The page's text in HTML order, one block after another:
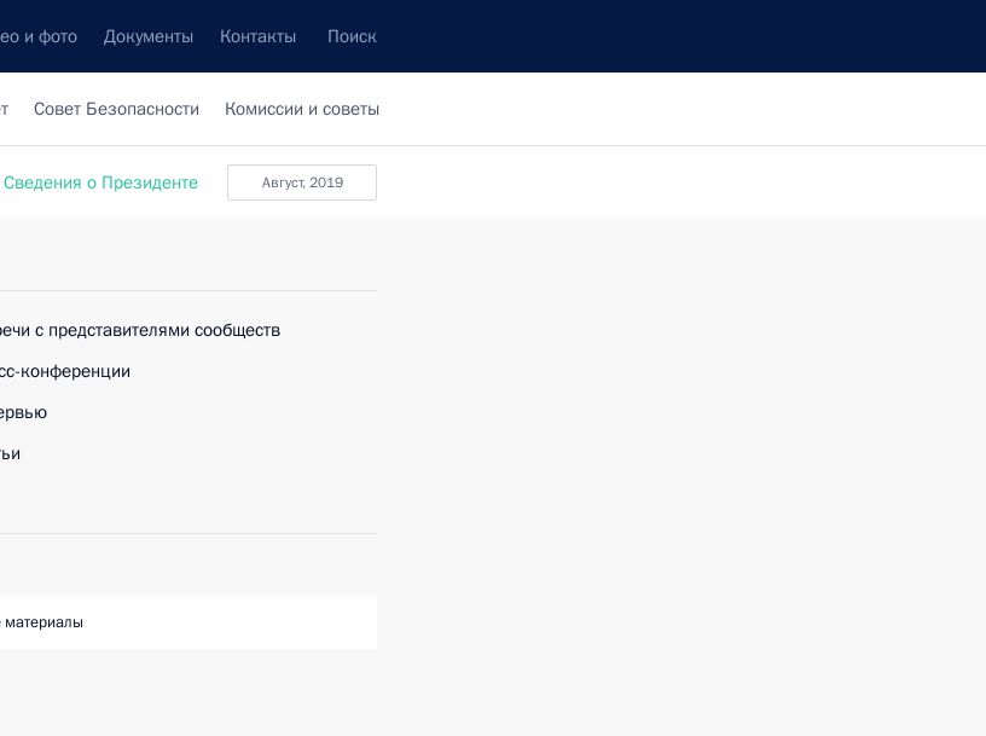
и фото Документы Контакты Поиск
Совет Безопасности Комиссии и советы
август, 2019
Сведения о Президенте
с представителями сообществ
конференции